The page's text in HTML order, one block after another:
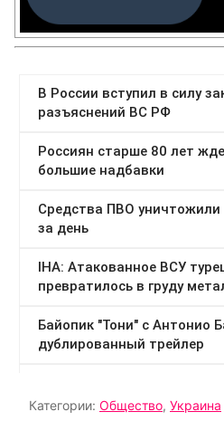
Категории: Общество, Украина